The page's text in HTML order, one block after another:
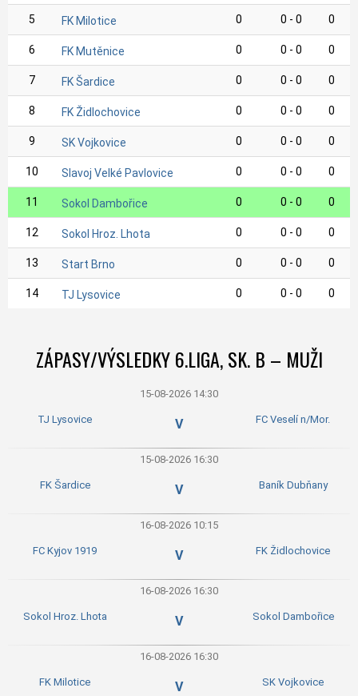
5 FK Milotice 0 0 - 0 0
6 FK Mutěnice 0 0 - 0 0
7 FK Šardice 0 0 - 0 0
8 FK Židlochovice 0 0 - 0 0
9 SK Vojkovice 0 0 - 0 0
10 Slavoj Velké Pavlovice 0 0 - 0 0
11 Sokol Dambořice 0 0 - 0 0
12 Sokol Hroz. Lhota 0 0 - 0 0
13 Start Brno 0 0 - 0 0
14 TJ Lysovice 0 0 - 0 0
ZÁPASY/VÝSLEDKY 6.LIGA, SK. B – MUŽI
15-08-2026 14:30
TJ Lysovice V FC Veselí n/Mor.
15-08-2026 16:30
FK Šardice V Baník Dubňany
16-08-2026 10:15
FC Kyjov 1919 V FK Židlochovice
16-08-2026 16:30
Sokol Hroz. Lhota V Sokol Dambořice
16-08-2026 16:30
FK Milotice V SK Vojkovice